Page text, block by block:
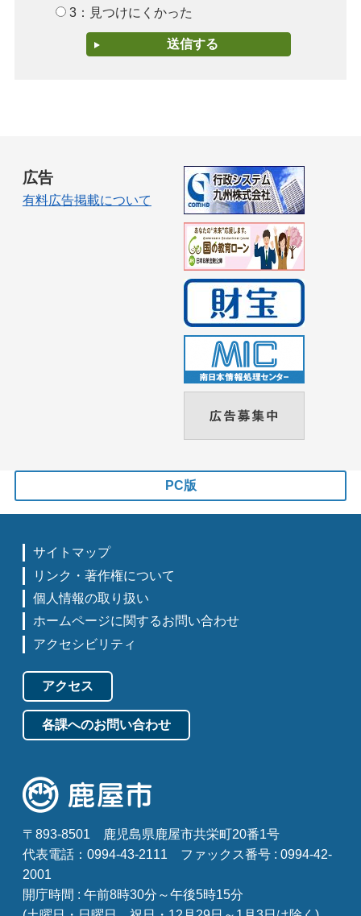
3：見つけにくかった
広告
有料広告掲載について
PC版
サイトマップ
リンク・著作権について
個人情報の取り扱い
ホームページに関するお問い合わせ
アクセシビリティ
アクセス
各課へのお問い合わせ
〒893-8501
鹿児島県鹿屋市共栄町20番1号
代表電話：0994-43-2111
ファックス番号 : 0994-42-
2001
開庁時間 : 午前8時30分～午後5時15分